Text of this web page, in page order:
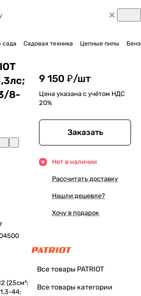
сада Садовая техника Цепные пилы
8-
(25см³;
44;
9 150 ₽/шт
Цена указана с учётом НДС
20%
Заказать
Нет в наличии
Рассчитать доставку
Нашли дешевле?
Хочу в подарок
Все товары PATRIOT
Все товары категории